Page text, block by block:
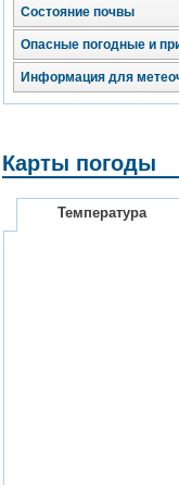
Состояние почвы
Опасные погодные и
Информация для
Карты погоды
Температура